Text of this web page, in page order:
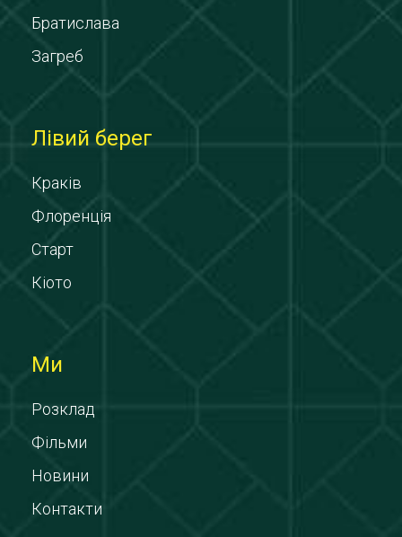
Братислава
Загреб
Лівий берег
Краків
Флоренція
Старт
Кіото
Ми
Розклад
Фільми
Новини
Контакти